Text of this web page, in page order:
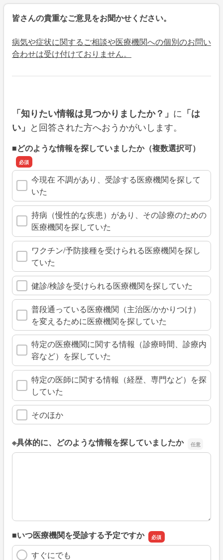
皆さんの貴重なご意見をお聞かせください。
病気や症状に関するご相談や医療機関への個別のお問い
合わせは受け付けておりません。
「知りたい情報は見つかりましたか？」 に 「は
い」 と回答された方へおうかがいします。
■どのような情報を探していましたか（複数選択可）
今現在 不調があり、受診する医療機関を探して
いた
持病（慢性的な疾患）があり、その診療のための
医療機関を探していた
ワクチン/予防接種を受けられる医療機関を探し
ていた
健診/検診を受けられる医療機関を探していた
普段通っている医療機関（主治医/かかりつけ）
を変えるために医療機関を探していた
特定の医療機関に関する情報（診療時間、診療内
容など）を探していた
特定の医師に関する情報（経歴、専門など）を探
していた
そのほか
※具体的に、どのような情報を探していましたか
※具体的に、どのような情報を探していましたか
■いつ医療機関を受診する予定ですか
すぐにでも